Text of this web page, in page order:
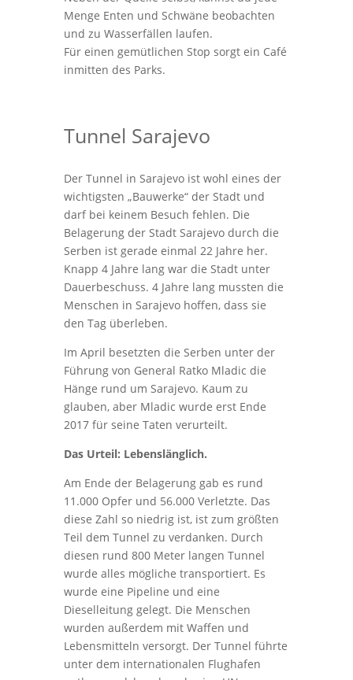
Menge Enten und Schwäne beobachten
und zu Wasserfällen laufen.
Für einen gemütlichen Stop sorgt ein Café
inmitten des Parks.
Tunnel Sarajevo
Der Tunnel in Sarajevo ist wohl eines der
wichtigsten „Bauwerke“ der Stadt und
darf bei keinem Besuch fehlen. Die
Belagerung der Stadt Sarajevo durch die
Serben ist gerade einmal 22 Jahre her.
Knapp 4 Jahre lang war die Stadt unter
Dauerbeschuss. 4 Jahre lang mussten die
Menschen in Sarajevo hoffen, dass sie
den Tag überleben.
Im April besetzten die Serben unter der
Führung von General Ratko Mladic die
Hänge rund um Sarajevo. Kaum zu
glauben, aber Mladic wurde erst Ende
2017 für seine Taten verurteilt.
Das Urteil: Lebenslänglich.
Am Ende der Belagerung gab es rund
11.000 Opfer und 56.000 Verletzte. Das
diese Zahl so niedrig ist, ist zum größten
Teil dem Tunnel zu verdanken. Durch
diesen rund 800 Meter langen Tunnel
wurde alles mögliche transportiert. Es
wurde eine Pipeline und eine
Dieselleitung gelegt. Die Menschen
wurden außerdem mit Waffen und
Lebensmitteln versorgt. Der Tunnel führte
unter dem internationalen Flughafen